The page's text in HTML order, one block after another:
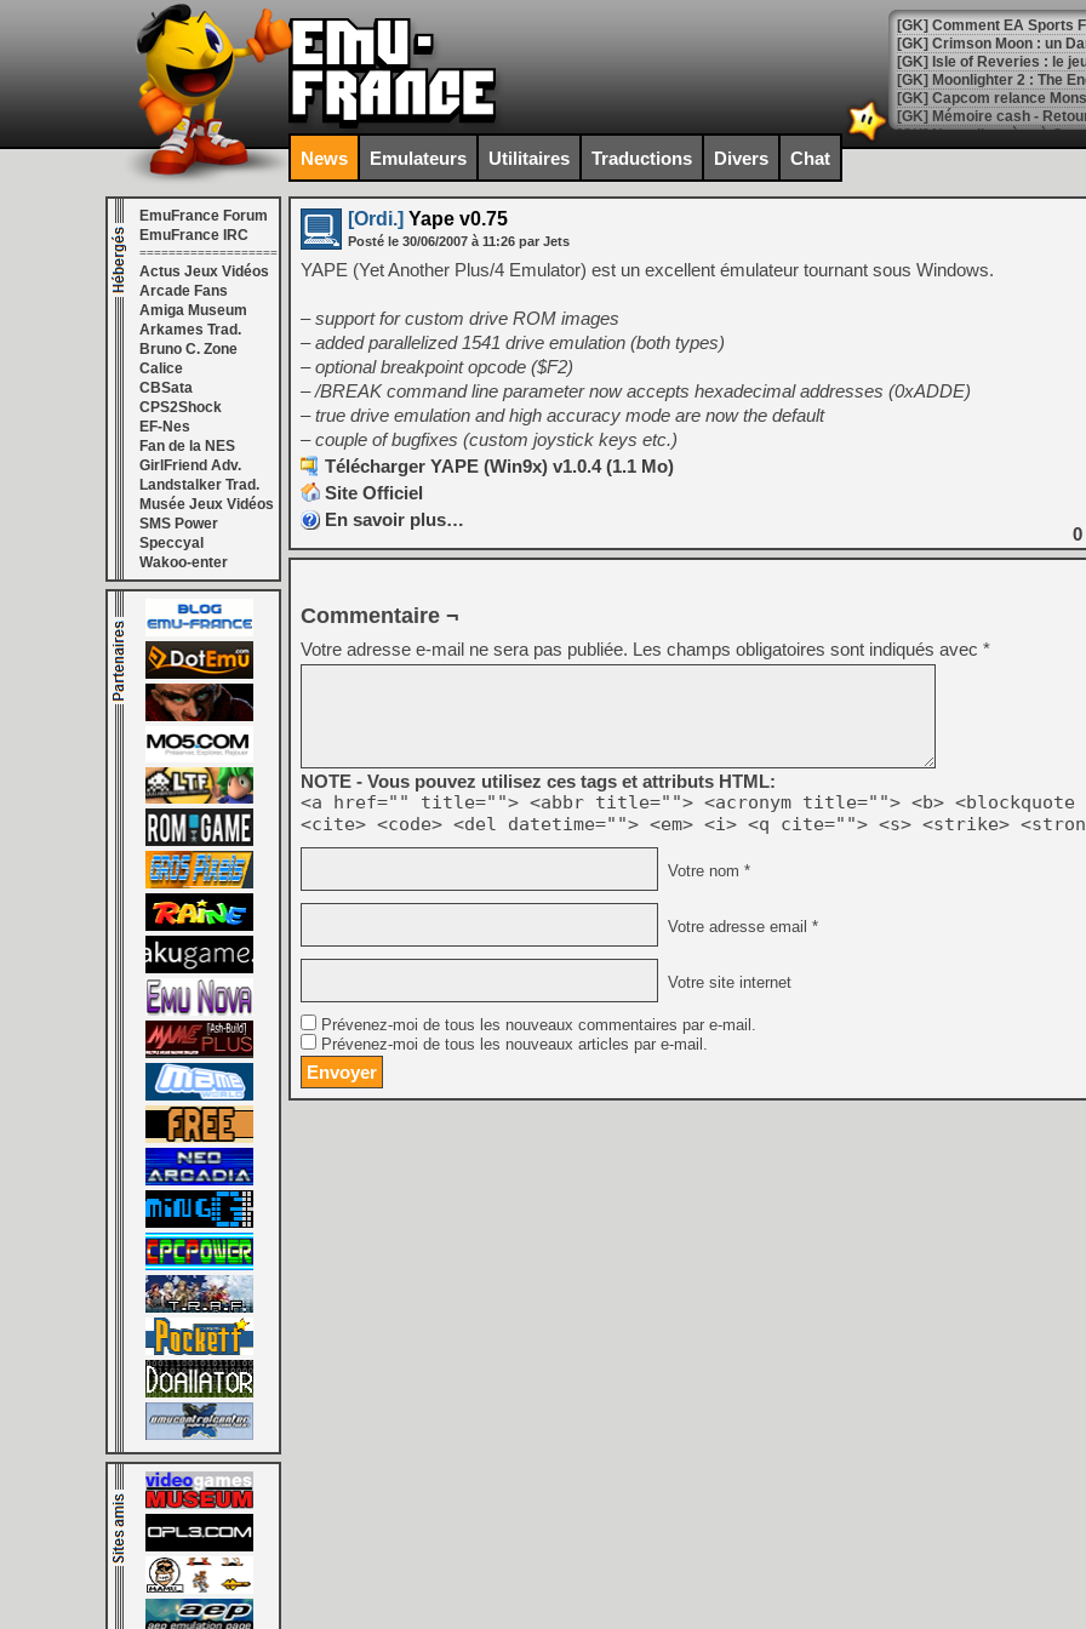
[GK] Comment EA Sports
[GK] Crimson Moon : un
[GK] Isle of Reveries : le
[GK] Moonlighter 2 : The
[GK] Capcom relance
[Mo5] Deux inédits du
[GK] Le beat'em up The
[GK] Endless Legend 2 :
[LS] [PS5] Le WebKit
[GK] Oubliez Crazy Taxi,
[LS] [Switch] NSZ 5.0.0
[GK] No More Room in
[GK] Un chatbot Atelier
[GK] Mémoire cash -
[GK] Nvidia : le prix des
[GK] Suikoden Star Leap
[Mo5] La mini borne
[GK] Le studio de FIFA
[GK] La PlayStation 1 en
[GK] Dawn of War 4 : les
[GK] CloverPit : l'héritier
[GK] Stellar Blade : Blood
[GK] Palworld Online est
[GK] Wuchang 2 : le
[GK] Test : Big Walk est le
[GK] Starsand Island : la
[GK] Dan Houser (GTA)
News Emulateurs Utilitaires Traductions Divers Chat
EmuFrance Forum
EmuFrance IRC
===================
Actus Jeux Vidéos
Arcade Fans
Amiga Museum
Arkames Trad.
Bruno C. Zone
Calice
CBSata
CPS2Shock
EF-Nes
Fan de la NES
GirlFriend Adv.
Landstalker Trad.
Musée Jeux Vidéos
SMS Power
Speccyal
Wakoo-enter
[Ordi.] Yape v0.75
Posté le 30/06/2007 à 11:26 par Jets
YAPE (Yet Another Plus/4 Emulator) est un excellent émulateur tournant sous Windows.
– support for custom drive ROM images
– added parallelized 1541 drive emulation (both types)
– optional breakpoint opcode ($F2)
– /BREAK command line parameter now accepts hexadecimal addresses (0xADDE)
– true drive emulation and high accuracy mode are now the default
– couple of bugfixes (custom joystick keys etc.)
Télécharger YAPE (Win9x) v1.0.4 (1.1 Mo)
Site Officiel
En savoir plus…
0
Commentaire ¬
Votre adresse e-mail ne sera pas publiée. Les champs obligatoires sont indiqués avec *
NOTE - Vous pouvez utilisez ces tags et attributs HTML:
<a href="" title=""> <abbr title=""> <acronym title=""> <b> <blockquote
<cite> <code> <del datetime=""> <em> <i> <q cite=""> <s> <strike>
Votre nom *
Votre adresse email *
Votre site internet
Prévenez-moi de tous les nouveaux commentaires par e-mail.
Prévenez-moi de tous les nouveaux articles par e-mail.